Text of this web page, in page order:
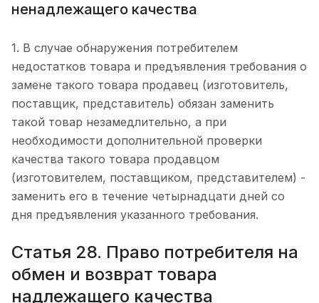
ненадлежащего качества
1. В случае обнаружения потребителем
недостатков товара и предъявления требования о
замене такого товара продавец (изготовитель,
поставщик, представитель) обязан заменить
такой товар незамедлительно, а при
необходимости дополнительной проверки
качества такого товара продавцом
(изготовителем, поставщиком, представителем) -
заменить его в течение четырнадцати дней со
дня предъявления указанного требования.
Статья 28. Право потребителя на
обмен и возврат товара
надлежащего качества